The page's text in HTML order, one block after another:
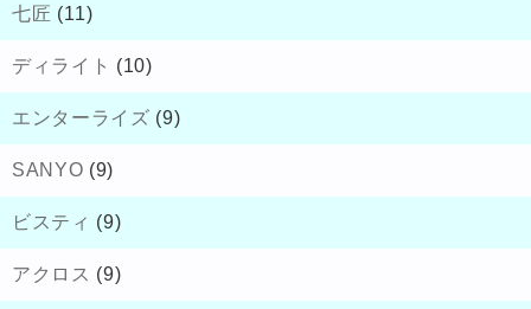
七匠 (11)
ディライト (10)
エンターライズ (9)
SANYO (9)
ビスティ (9)
アクロス (9)